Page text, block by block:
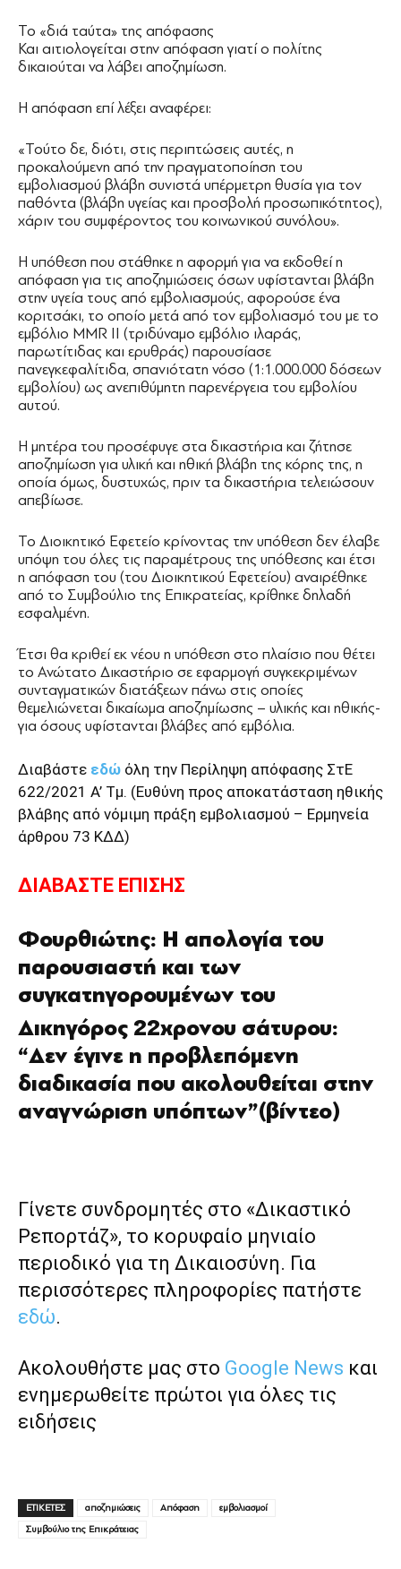
Το «διά ταύτα» της απόφασης
Και αιτιολογείται στην απόφαση γιατί ο πολίτης
δικαιούται να λάβει αποζημίωση.
Η απόφαση επί λέξει αναφέρει:
«Τούτο δε, διότι, στις περιπτώσεις αυτές, η
προκαλούμενη από την πραγματοποίηση του
εμβολιασμού βλάβη συνιστά υπέρμετρη θυσία για τον
παθόντα (βλάβη υγείας και προσβολή προσωπικότητος),
χάριν του συμφέροντος του κοινωνικού συνόλου».
Η υπόθεση που στάθηκε η αφορμή για να εκδοθεί η
απόφαση για τις αποζημιώσεις όσων υφίστανται βλάβη
στην υγεία τους από εμβολιασμούς, αφορούσε ένα
κοριτσάκι, το οποίο μετά από τον εμβολιασμό του με το
εμβόλιο MMR ΙΙ (τριδύναμο εμβόλιο ιλαράς,
παρωτίτιδας και ερυθράς) παρουσίασε
πανεγκεφαλίτιδα, σπανιότατη νόσο (1:1.000.000 δόσεων
εμβολίου) ως ανεπιθύμητη παρενέργεια του εμβολίου
αυτού.
Η μητέρα του προσέφυγε στα δικαστήρια και ζήτησε
αποζημίωση για υλική και ηθική βλάβη της κόρης της, η
οποία όμως, δυστυχώς, πριν τα δικαστήρια τελειώσουν
απεβίωσε.
Το Διοικητικό Εφετείο κρίνοντας την υπόθεση δεν έλαβε
υπόψη του όλες τις παραμέτρους της υπόθεσης και έτσι
η απόφαση του (του Διοικητικού Εφετείου) αναιρέθηκε
από το Συμβούλιο της Επικρατείας, κρίθηκε δηλαδή
εσφαλμένη.
Έτσι θα κριθεί εκ νέου η υπόθεση στο πλαίσιο που θέτει
το Ανώτατο Δικαστήριο σε εφαρμογή συγκεκριμένων
συνταγματικών διατάξεων πάνω στις οποίες
θεμελιώνεται δικαίωμα αποζημίωσης – υλικής και ηθικής-
για όσους υφίστανται βλάβες από εμβόλια.
Διαβάστε εδώ όλη την Περίληψη απόφασης ΣτΕ
622/2021 Α’ Τμ. (Ευθύνη προς αποκατάσταση ηθικής
βλάβης από νόμιμη πράξη εμβολιασμού – Ερμηνεία
άρθρου 73 ΚΔΔ)
ΔΙΑΒΑΣΤΕ ΕΠΙΣΗΣ
Φουρθιώτης: Η απολογία του
παρουσιαστή και των
συγκατηγορουμένων του
Δικηγόρος 22χρονου σάτυρου:
“Δεν έγινε η προβλεπόμενη
διαδικασία που ακολουθείται στην
αναγνώριση υπόπτων”(βίντεο)
Γίνετε συνδρομητές στο «Δικαστικό
Ρεπορτάζ», το κορυφαίο μηνιαίο
περιοδικό για τη Δικαιοσύνη. Για
περισσότερες πληροφορίες πατήστε
εδώ.
Ακολουθήστε μας στο Google News και
ενημερωθείτε πρώτοι για όλες τις
ειδήσεις
ΕΤΙΚΕΤΕΣ αποζημιώσεις Απόφαση
εμβολιασμοί
Συμβούλιο της Επικράτειας